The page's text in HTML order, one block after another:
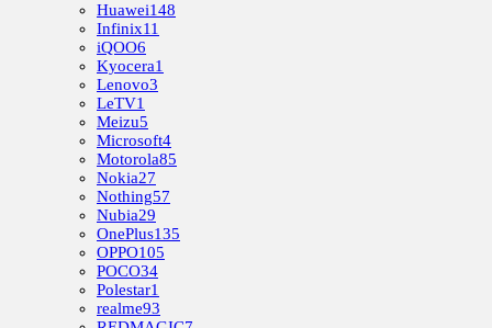
Huawei148
Infinix11
iQOO6
Kyocera1
Lenovo3
LeTV1
Meizu5
Microsoft4
Motorola85
Nokia27
Nothing57
Nubia29
OnePlus135
OPPO105
POCO34
Polestar1
realme93